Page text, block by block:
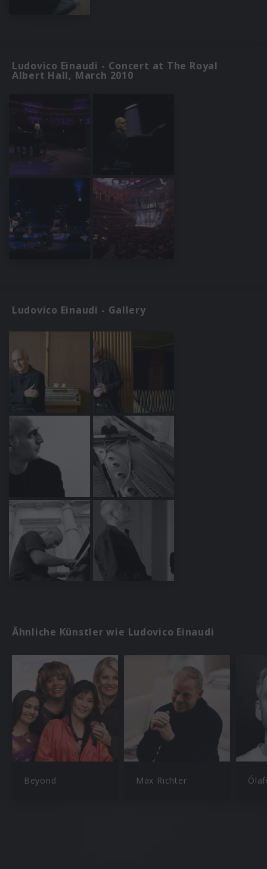
Ludovico Einaudi - Concert at The Royal
Albert Hall, March 2010
Ludovico Einaudi - Gallery
Ähnliche Künstler wie Ludovico Einaudi
Beyond Max Richter